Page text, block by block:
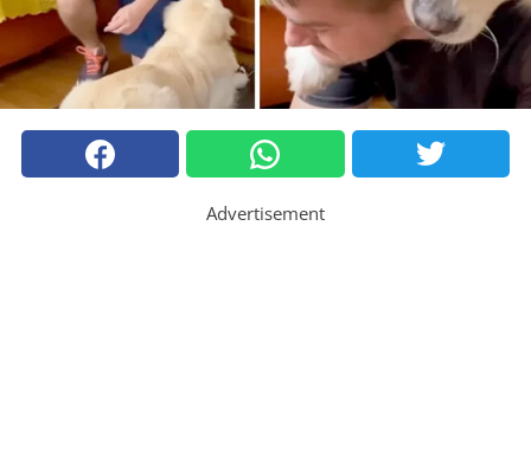
Advertisement